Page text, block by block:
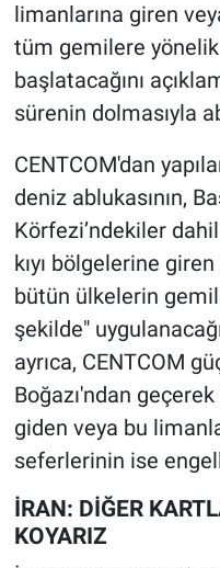
limanlarına giren
tüm gemilere
başlatacağını
sürenin dolmasıyla
CENTCOM'dan
deniz ablukasının,
Körfezi’ndekiler
kıyı bölgelerine
bütün ülkelerin
şekilde"
ayrıca, CENTCOM
Boğazı'ndan
giden veya bu
seferlerinin ise
İRAN: DİĞER
KOYARIZ